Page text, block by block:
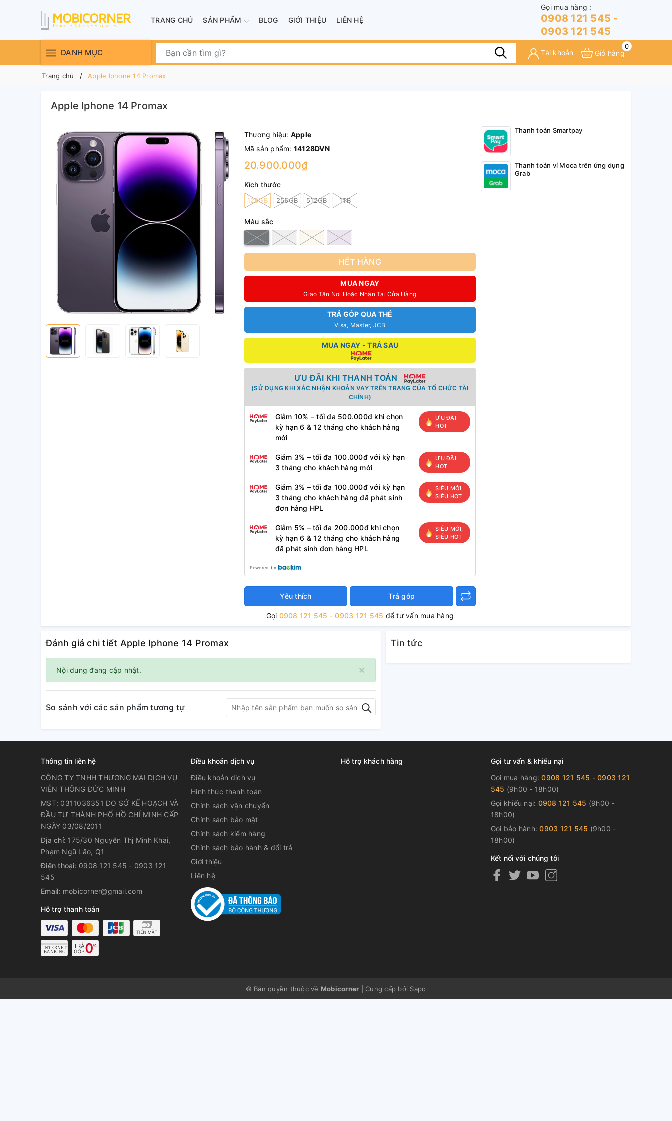
TRANG CHỦ SẢN PHẨM BLOG GIỚI THIỆU LIÊN HỆ
Gọi mua hàng :
0908 121 545 -
0903 121 545
DANH MỤC Tài khoản
0
Giỏ hàng
Trang chủ Apple Iphone 14 Promax
Apple Iphone 14 Promax
Thương hiệu: Apple
Mã sản phẩm: 14128DVN
20.900.000₫
Kích thước
128GB 256GB 512GB 1TB
Màu sắc
HẾT HÀNG
MUA NGAY
Giao Tận Nơi Hoặc Nhận Tại Cửa Hàng
TRẢ GÓP QUA THẺ
Visa, Master, JCB
MUA NGAY - TRẢ SAU
ƯU ĐÃI KHI THANH TOÁN
(SỬ DỤNG KHI XÁC NHẬN KHOẢN VAY TRÊN TRANG CỦA TỔ CHỨC TÀI
CHÍNH)
Giảm 10% – tối đa 500.000đ khi chọn
kỳ hạn 6 & 12 tháng cho khách hàng
mới
ƯU ĐÃI
HOT
Giảm 3% – tối đa 100.000đ với kỳ hạn
3 tháng cho khách hàng mới
ƯU ĐÃI
HOT
Giảm 3% – tối đa 100.000đ với kỳ hạn
3 tháng cho khách hàng đã phát sinh
đơn hàng HPL
SIÊU MỚI,
SIÊU HOT
Giảm 5% – tối đa 200.000đ khi chọn
kỳ hạn 6 & 12 tháng cho khách hàng
đã phát sinh đơn hàng HPL
SIÊU MỚI,
SIÊU HOT
Powered by
Yêu thích Trả góp
Gọi 0908 121 545 - 0903 121 545 để tư vấn mua hàng
Thanh toán Smartpay
Thanh toán ví Moca trên ứng dụng
Grab
Đánh giá chi tiết Apple Iphone 14 Promax
×
Nội dung đang cập nhật.
So sánh với các sản phẩm tương tự
Tin tức
Thông tin liên hệ
CÔNG TY TNHH THƯƠNG MẠI DỊCH VỤ
VIỄN THÔNG ĐỨC MINH
MST: 0311036351 DO SỞ KẾ HOẠCH VÀ
ĐẦU TƯ THÀNH PHỐ HỒ CHÍ MINH CẤP
NGÀY 03/08/2011
Địa chỉ: 175/30 Nguyễn Thị Minh Khai,
Phạm Ngũ Lão, Q1
Điện thoại: 0908 121 545 - 0903 121
545
Email: mobicorner@gmail.com
Hỗ trợ thanh toán
Điều khoản dịch vụ
Điều khoản dịch vụ
Hình thức thanh toán
Chính sách vận chuyển
Chính sách bảo mật
Chính sách kiểm hàng
Chính sách bảo hành & đổi trả
Giới thiệu
Liên hệ
Hỗ trợ khách hàng
Gọi tư vấn & khiếu nại
Gọi mua hàng:0908 121 545 - 0903 121
545 (9h00 - 18h00)
Gọi khiếu nại: 0908 121 545 (9h00 -
18h00)
Gọi bảo hành:0903 121 545 (9h00 -
18h00)
Kết nối với chúng tôi
© Bản quyền thuộc về Mobicorner Cung cấp bởi Sapo